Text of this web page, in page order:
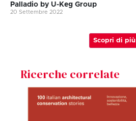
Palladio by U-Keg Group
20 Settembre 2022
Scopri di più
Ricerche correlate